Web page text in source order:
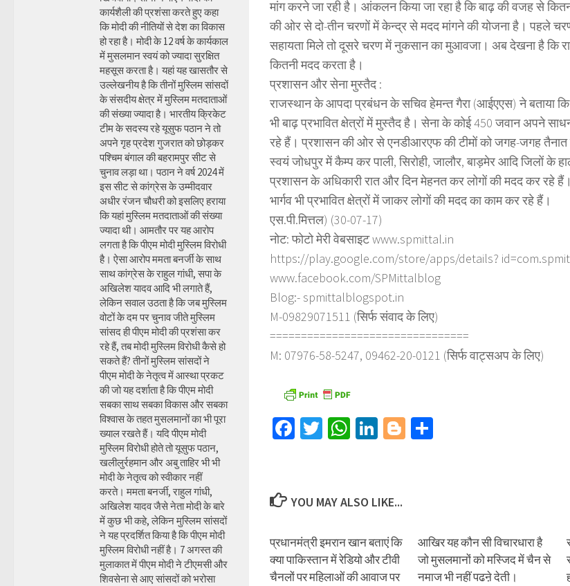
मांग करने जा रही है। आंकलन किया जा रहा है कि बाढ़ की वजह से
की ओर से दो-तीन चरणों में केन्द्र से मदद मांगने की योजना है। पहले
सहायता मिले तो दूसरे चरण में नुकसान का मुआवजा। अब देखना है कि
कितनी मदद करता है।
प्रशासन और सेना मुस्तैद :
राजस्थान के आपदा प्रबंधन के सचिव हेमन्त गैरा (आईएएस) ने बताया
भी बाढ़ प्रभावित क्षेत्रों में मुस्तैद है। सेना के कोई 450 जवान अपने
रहे हैं। प्रशासन की ओर से एनडीआरएफ की टीमों को जगह-जगह तैनात
स्वयं जोधपुर में कैम्प कर पाली, सिरोही, जालौर, बाड़मेर आदि जिलों के
प्रशासन के अधिकारी रात और दिन मेहनत कर लोगों की मदद कर रहे
भार्गव भी प्रभावित क्षेत्रों में जाकर लोगों की मदद का काम कर रहे हैं।
एस.पी.मित्तल) (30-07-17)
नोट: फोटो मेरी वेबसाइट www.spmittal.in
https://play.google.com/store/apps/details?
www.facebook.com/SPMittalblog
Blog:- spmittalblogspot.in
M-09829071511 (सिर्फ संवाद के लिए)
================================
M: 07976-58-5247, 09462-20-0121 (सिर्फ वाट्सअप के लिए)
Facebook
TwitterWhatsApp
LinkedIn
Blogger
YOU MAY ALSO LIKE...
प्रधानमंत्री इमरान खान बताएं कि
क्या पाकिस्तान में रेडियो और टीवी
चैनलों पर महिलाओं की आवाज पर
आखिर यह कौन सी विचारधारा है
जो मुसलमानों को मस्जिद में चैन से
नमाज भी नहीं पढऩे देती।
कार्यशैली की प्रशंसा करते हुए कहा
कि मोदी की नीतियों से देश का विकास
हो रहा है। मोदी के 12 वर्ष के कार्यकाल
में मुसलमान स्वयं को ज्यादा सुरक्षित
महसूस करता है। यहां यह खासतौर से
उल्लेखनीय है कि तीनों मुस्लिम सांसदों
के संसदीय क्षेत्र में मुस्लिम मतदाताओं
की संख्या ज्यादा है। भारतीय क्रिकेट
टीम के सदस्य रहे यूसुफ पठान ने तो
अपने गृह प्रदेश गुजरात को छोड़कर
पश्चिम बंगाल की बहरामपुर सीट से
चुनाव लड़ा था। पठान ने वर्ष 2024 में
इस सीट से कांग्रेस के उम्मीदवार
अधीर रंजन चौधरी को इसलिए हराया
कि यहां मुस्लिम मतदाताओं की संख्या
ज्यादा थी। आमतौर पर यह आरोप
लगता है कि पीएम मोदी मुस्लिम विरोधी
है। ऐसा आरोप ममता बनर्जी के साथ
साथ कांग्रेस के राहुल गांधी, सपा के
अखिलेश यादव आदि भी लगाते हैं,
लेकिन सवाल उठता है कि जब मुस्लिम
वोटों के दम पर चुनाव जीते मुस्लिम
सांसद ही पीएम मोदी की प्रशंसा कर
रहे हैं, तब मोदी मुस्लिम विरोधी कैसे हो
सकते हैं? तीनों मुस्लिम सांसदों ने
पीएम मोदी के नेतृत्व में आस्था प्रकट
की जो यह दर्शाता है कि पीएम मोदी
सबका साथ सबका विकास और सबका
विश्वास के तहत मुसलमानों का भी पूरा
ख्याल रखते हैं। यदि पीएम मोदी
मुस्लिम विरोधी होते तो यूसुफ पठान,
खलीलुर्रहमान और अबु ताहिर भी भी
मोदी के नेतृत्व को स्वीकार नहीं
करते। ममता बनर्जी, राहुल गांधी,
अखिलेश यादव जैसे नेता मोदी के बारे
में कुछ भी कहे, लेकिन मुस्लिम सांसदों
ने यह प्रदर्शित किया है कि पीएम मोदी
मुस्लिम विरोधी नहीं है। 7 अगस्त की
मुलाकात में पीएम मोदी ने टीएमसी और
शिवसेना से आए सांसदों को भरोसा